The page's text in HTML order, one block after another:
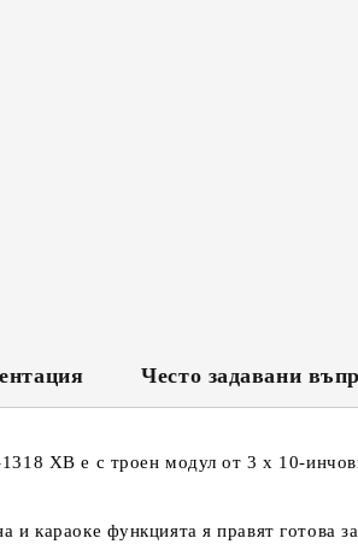
Често задавани
XB е с троен модул от 3 х 10-
и караоке функцията я правят